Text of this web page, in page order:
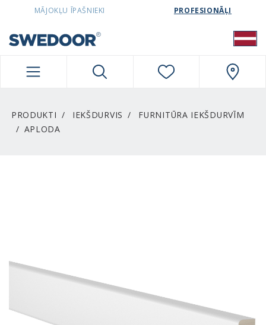
SWEDOORLATVIA NAVIGATION
MĀJOKĻU ĪPAŠNIEKI PROFESIONĀĻI
PRODUKTI IEKŠDURVIS
FURNITŪRA IEKŠDURVĪM
APLODA